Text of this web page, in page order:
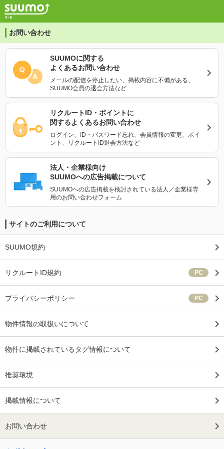
お問い合わせ
SUUMOに関する
よくあるお問い合わせ
メールの配信を停止したい、掲載内容に不備がある、
SUUMO会員の退会方法など
リクルートID・ポイントに
関するよくあるお問い合わせ
ログイン、ID・パスワード忘れ、会員情報の変更、 ポイ
ント、リクルートID退会方法など
法人・企業様向け
SUUMOへの広告掲載について
SUUMOへの広告掲載を検討されている法人／企業様専
用のお問い合わせフォーム
サイトのご利用について
SUUMO規約
リクルートID規約 PC
プライバシーポリシー PC
物件情報の取扱いについて
物件に掲載されているタグ情報について
推奨環境
掲載情報について
お問い合わせ